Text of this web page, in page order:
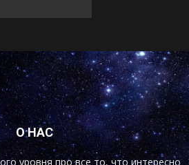
О НАС
уровня про все то, что интересно